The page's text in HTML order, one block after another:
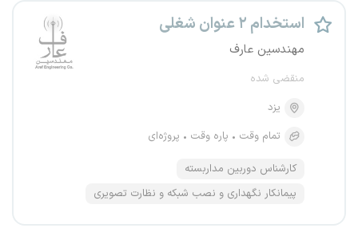
استخدام ۲ عنوان شغلی
مهندسین عارف
منقضی شده
یزد
تمام وقت
پاره وقت پروژه‌ای
کارشناس دوربین مداربسته
پیمانکار نگهداری و نصب شبکه و نظارت تصویری